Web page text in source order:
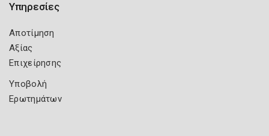
Υπηρεσίες
Αποτίμηση
Αξίας
Επιχείρησης
Υποβολή
Ερωτημάτων